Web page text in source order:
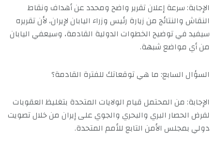
الإجابة: سرعة إعلان تقرير واضح ومحدد عن أهداف ونقاط
النقاش والنتائج من زيارة رئيس وزراء اليابان لإيران، لأن تقريره
سيفيد في توضيح الخطوات الدولية القادمة، وسيعفي اليابان
من أي مواضع شبهة.
السؤال السابع: ما هي توقعاتك للفترة القادمة؟
الإجابة: من المحتمل قيام الولايات المتحدة بتغليظ العقوبات
لفرض الحصار البري والبحري والجوي على إيران من خلال تصويت
دولي بمجلس الأمن التابع للأمم المتحدة.